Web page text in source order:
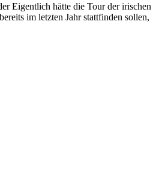
Eigentlich hätte die Tour der irischen
im letzten Jahr stattfinden sollen,